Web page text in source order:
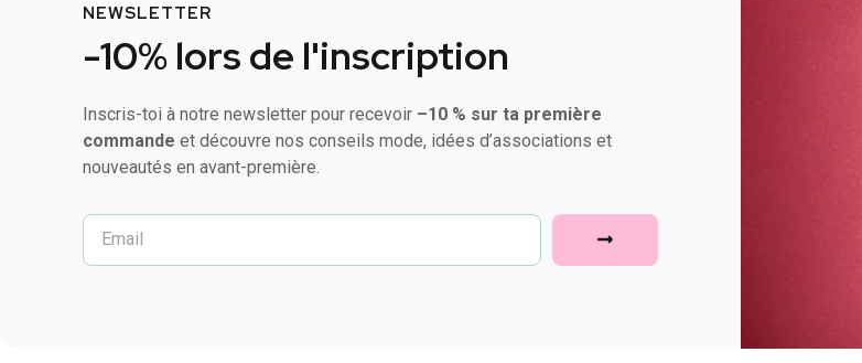
NEWSLETTER
-10% lors de l'inscription
Inscris-toi à notre newsletter pour recevoir –10 % sur ta première
commande et découvre nos conseils mode, idées d’associations et
nouveautés en avant-première.